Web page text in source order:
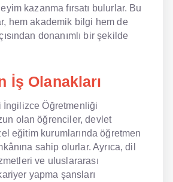
kazanma fırsatı bulurlar. Bu
hem akademik bilgi hem de
donanımlı bir şekilde
İş Olanakları
İngilizce Öğretmenliği
olan öğrenciler, devlet
eğitim kurumlarında öğretmen
sahip olurlar. Ayrıca, dil
ve uluslararası
yapma şansları